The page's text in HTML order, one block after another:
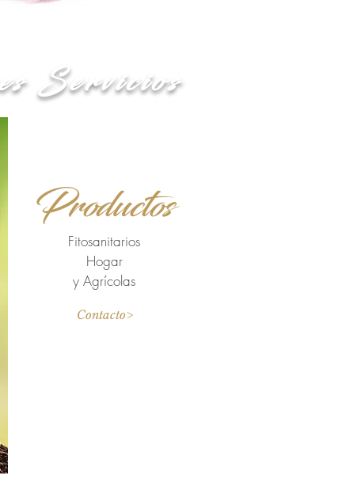
Servicios
y servicios.
Productos
Fitosanitarios
Hogar
y Agrícolas
Contacto>